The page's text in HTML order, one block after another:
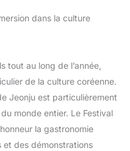
dans la culture
tout au long de l’année,
de la culture coréenne.
Jeonju est particulièrement
monde entier. Le Festival
la gastronomie
et des démonstrations